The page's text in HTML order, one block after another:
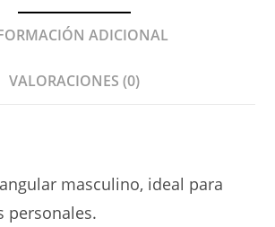
ADICIONAL
VALORACIONES (0)
masculino, ideal para
personales.